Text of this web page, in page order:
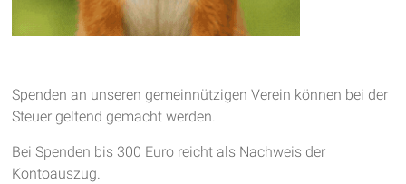
Spenden an unseren gemeinnützigen Verein können bei der
Steuer geltend gemacht werden.
Bei Spenden bis 300 Euro reicht als Nachweis der
Kontoauszug.